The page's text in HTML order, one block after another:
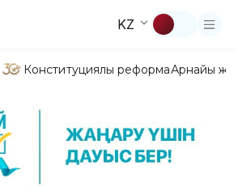
KZ
Конституциялық реформаАрнайы